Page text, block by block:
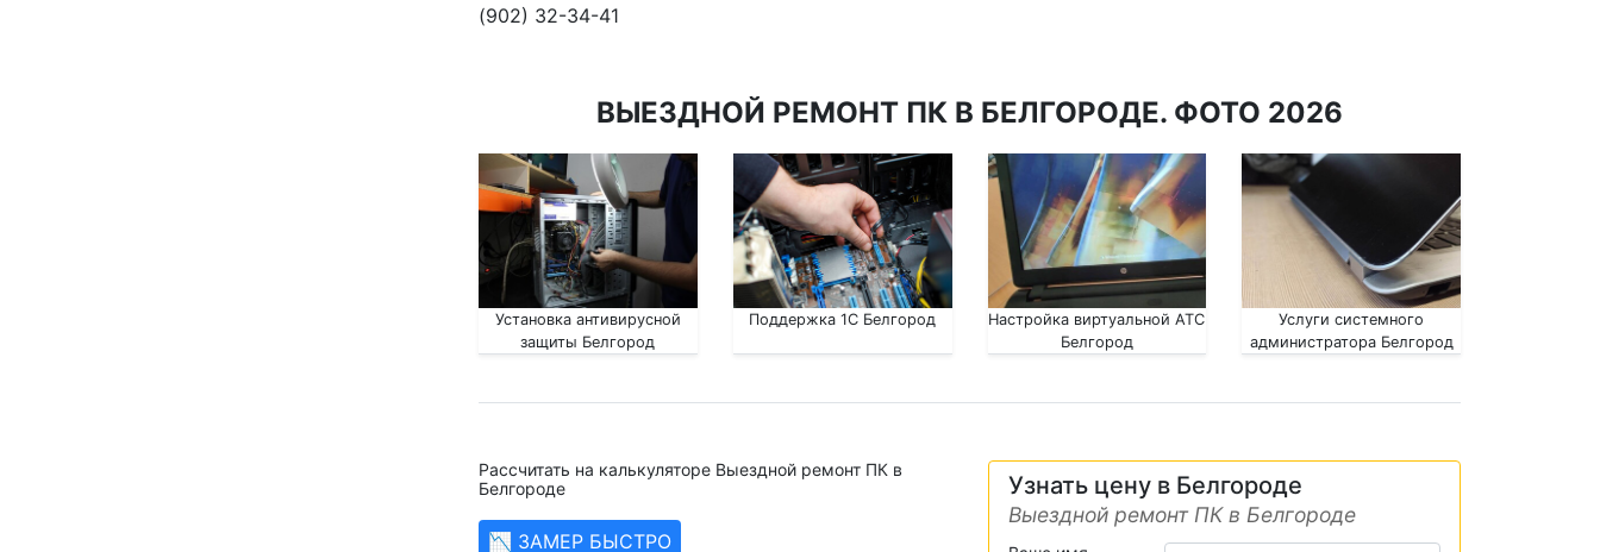
(902) 32-34-41
ВЫЕЗДНОЙ РЕМОНТ ПК В БЕЛГОРОДЕ. ФОТО 2026
Установка антивирусной
защиты Белгород
Поддержка 1С Белгород
Настройка виртуальной АТС
Белгород
Услуги системного
администратора Белгород
Рассчитать на калькуляторе Выездной ремонт ПК в
Белгороде
📉 ЗАМЕР БЫСТРО
Узнать цену в Белгороде
Выездной ремонт ПК в Белгороде